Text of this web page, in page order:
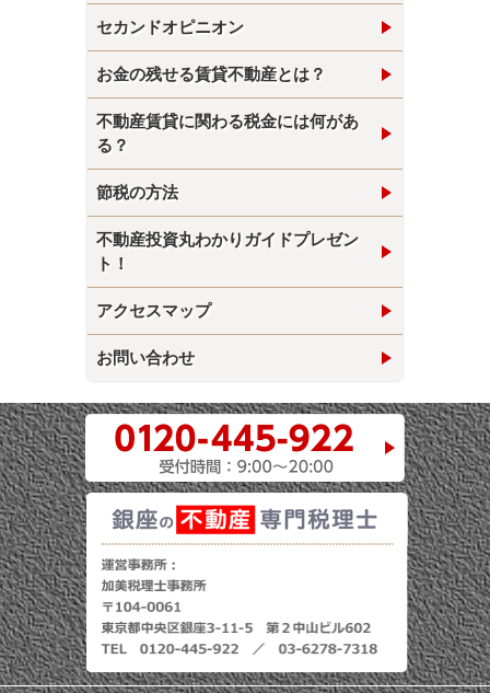
セカンドオピニオン
お金の残せる賃貸不動産とは？
不動産賃貸に関わる税金には何があ
る？
節税の方法
不動産投資丸わかりガイドプレゼン
ト！
アクセスマップ
お問い合わせ